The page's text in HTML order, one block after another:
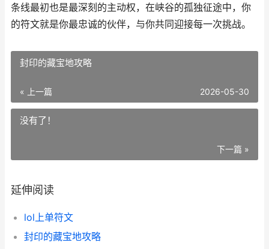
条线最初也是最深刻的主动权，在峡谷的孤独征途中，你
的符文就是你最忠诚的伙伴，与你共同迎接每一次挑战。
封印的藏宝地攻略
« 上一篇 2026-05-30
没有了！
下一篇 »
延伸阅读
lol上单符文
封印的藏宝地攻略